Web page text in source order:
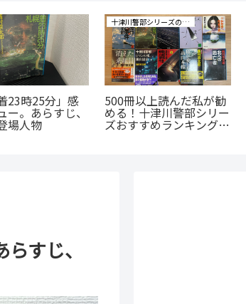
23時25分」感
ー。あらすじ、
場人物
十津川警部シリーズの研究
500冊以上読んだ私が勧
める！十津川警部シリー
ズおすすめランキングベ
すじ、